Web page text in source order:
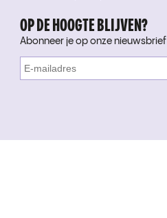
OP DE HOOGTE BLIJVEN?
Abonneer je op onze nieuwsbrief